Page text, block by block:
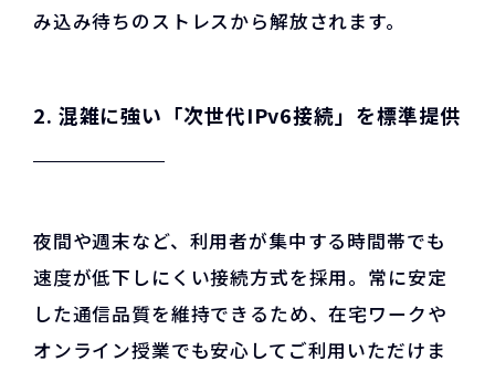
み込み待ちのストレスから解放されます。
2. 混雑に強い「次世代IPv6接続」を標準提供
夜間や週末など、利用者が集中する時間帯でも
速度が低下しにくい接続方式を採用。常に安定
した通信品質を維持できるため、在宅ワークや
オンライン授業でも安心してご利用いただけま